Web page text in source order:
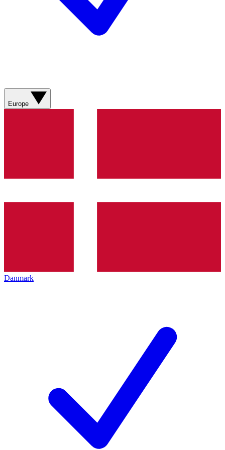
Europe
Danmark